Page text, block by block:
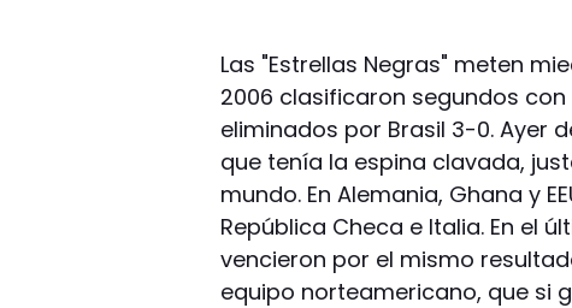
Las "Estrellas Negras" meten
2006 clasificaron segundos
eliminados por Brasil 3-0. Ayer
que tenía la espina clavada,
mundo. En Alemania, Ghana y
República Checa e Italia. En el
vencieron por el mismo
equipo norteamericano, que si